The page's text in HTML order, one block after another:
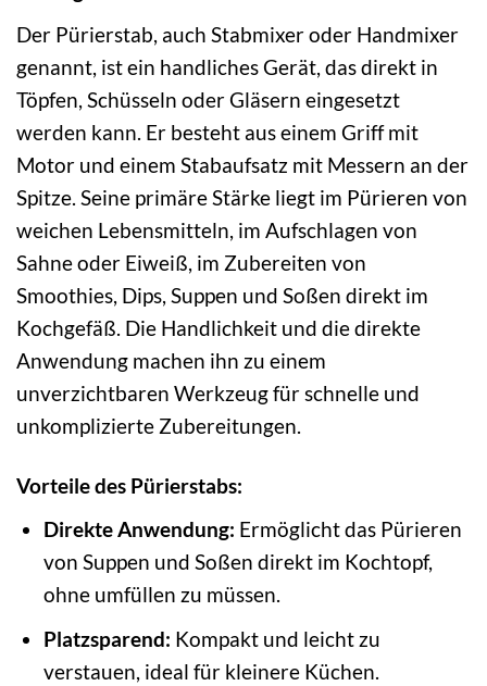
Der Pürierstab, auch Stabmixer oder Handmixer
genannt, ist ein handliches Gerät, das direkt in
Töpfen, Schüsseln oder Gläsern eingesetzt
werden kann. Er besteht aus einem Griff mit
Motor und einem Stabaufsatz mit Messern an der
Spitze. Seine primäre Stärke liegt im Pürieren von
weichen Lebensmitteln, im Aufschlagen von
Sahne oder Eiweiß, im Zubereiten von
Smoothies, Dips, Suppen und Soßen direkt im
Kochgefäß. Die Handlichkeit und die direkte
Anwendung machen ihn zu einem
unverzichtbaren Werkzeug für schnelle und
unkomplizierte Zubereitungen.
Vorteile des Pürierstabs:
Direkte Anwendung: Ermöglicht das Pürieren
von Suppen und Soßen direkt im Kochtopf,
ohne umfüllen zu müssen.
Platzsparend: Kompakt und leicht zu
verstauen, ideal für kleinere Küchen.